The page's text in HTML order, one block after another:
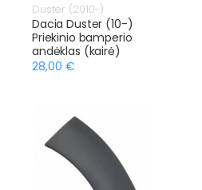
Duster (2010-)
Dacia Duster (10-)
Priekinio bamperio
andėklas (kairė)
28,00 €